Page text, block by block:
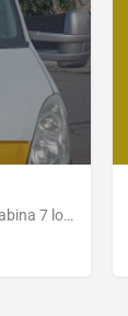
Tractări autoturisme, dubite, autoutilitare. Cabina 7 locuri. Se poate transporta și pasagerii din…